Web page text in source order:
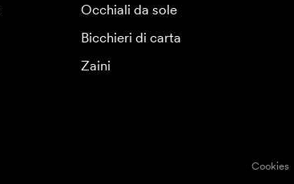
Occhiali da sole
Bicchieri di carta
Zaini
Cookies